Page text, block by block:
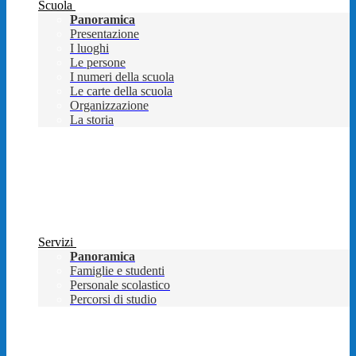
Scuola
Panoramica
Presentazione
I luoghi
Le persone
I numeri della scuola
Le carte della scuola
Organizzazione
La storia
Servizi
Panoramica
Famiglie e studenti
Personale scolastico
Percorsi di studio